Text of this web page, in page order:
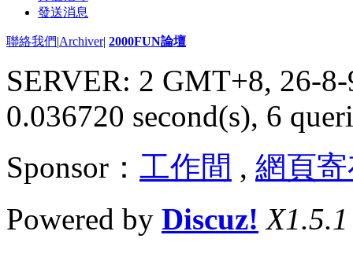
發送消息
聯絡我們|Archiver| 2000FUN論壇
SERVER: 2 GMT+8, 26-
0.036720 second(s), 6
Sponsor： 工作間 , 網頁
Powered by Discuz! X1.5.1